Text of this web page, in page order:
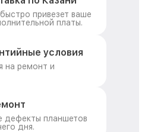
привезет ваше
платы.
условия
на ремонт и
дефекты планшетов
дня.